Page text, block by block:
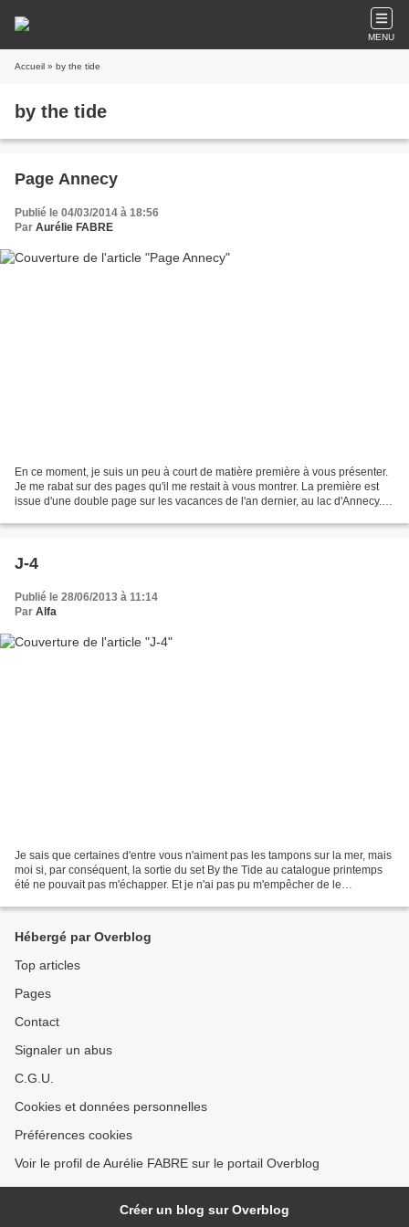
MENU
Accueil » by the tide
by the tide
Page Annecy
Publié le 04/03/2014 à 18:56
Par Aurélie FABRE
En ce moment, je suis un peu à court de matière première à vous présenter.
Je me rabat sur des pages qu'il me restait à vous montrer. La première est
issue d'une double page sur les vacances de l'an dernier, au lac d'Annecy.
J-4
Publié le 28/06/2013 à 11:14
Par Alfa
Je sais que certaines d'entre vous n'aiment pas les tampons sur la mer, mais
moi si, par conséquent, la sortie du set By the Tide au catalogue printemps
été ne pouvait pas m'échapper. Et je n'ai pas pu m'empêcher de le
Hébergé par Overblog
Top articles
Pages
Contact
Signaler un abus
C.G.U.
Cookies et données personnelles
Préférences cookies
Voir le profil de Aurélie FABRE sur le portail Overblog
Créer un blog sur Overblog